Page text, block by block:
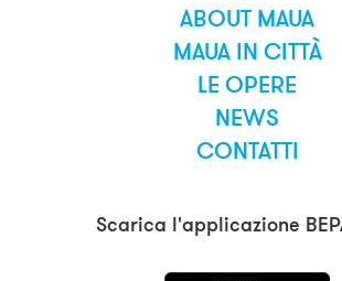
ABOUT MAUA
MAUA IN CITTÀ
LE OPERE
NEWS
CONTATTI
Scarica l'applicazione